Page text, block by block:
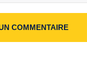
COMMENTAIRE